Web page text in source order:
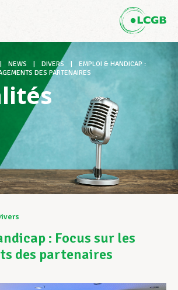
DE
syndicales
au Travail
NEWS DIVERS
EMPLOI & HANDICAP :
DES PARTENAIRES
: Focus sur les
des partenaires